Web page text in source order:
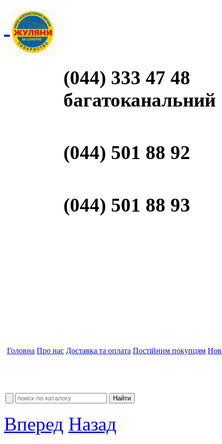
(044) 333 47 48
багатоканальний
(044) 501 88 92
(044) 501 88 93
Головна Про нас Доставка та оплата Постійним покупцям
Вперед Назад